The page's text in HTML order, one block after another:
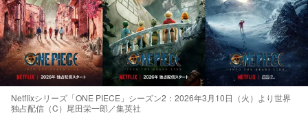
Netflixシリーズ「ONE PIECE」シーズン2：2026年3月10日（火）より世界
独占配信（C）尾田栄一郎／集英社